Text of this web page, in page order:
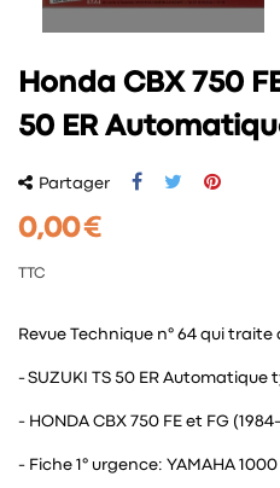
Honda CBX 750
50 ER
Partager
0,00 €
TTC
Revue Technique n° 64 qui traite
- SUZUKI TS 50 ER Automatique
- HONDA CBX 750 FE et FG
- Fiche 1° urgence: YAMAHA 1000